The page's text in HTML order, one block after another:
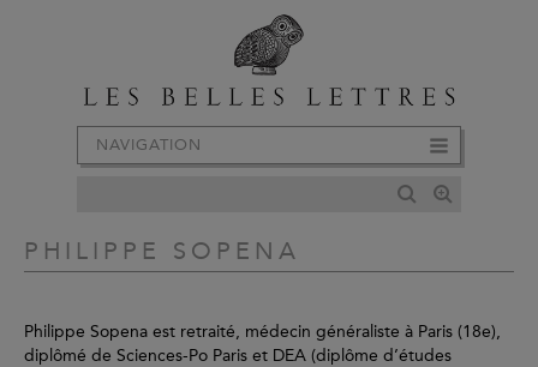
NAVIGATION
PHILIPPE SOPENA
Philippe Sopena est retraité, médecin généraliste à Paris (18e),
diplômé de Sciences-Po Paris et DEA (diplôme d’études